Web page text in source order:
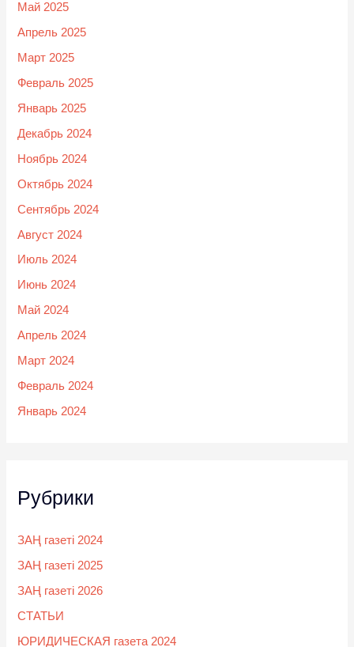
Май 2025
Апрель 2025
Март 2025
Февраль 2025
Январь 2025
Декабрь 2024
Ноябрь 2024
Октябрь 2024
Сентябрь 2024
Август 2024
Июль 2024
Июнь 2024
Май 2024
Апрель 2024
Март 2024
Февраль 2024
Январь 2024
Рубрики
ЗАҢ газеті 2024
ЗАҢ газеті 2025
ЗАҢ газеті 2026
СТАТЬИ
ЮРИДИЧЕСКАЯ газета 2024